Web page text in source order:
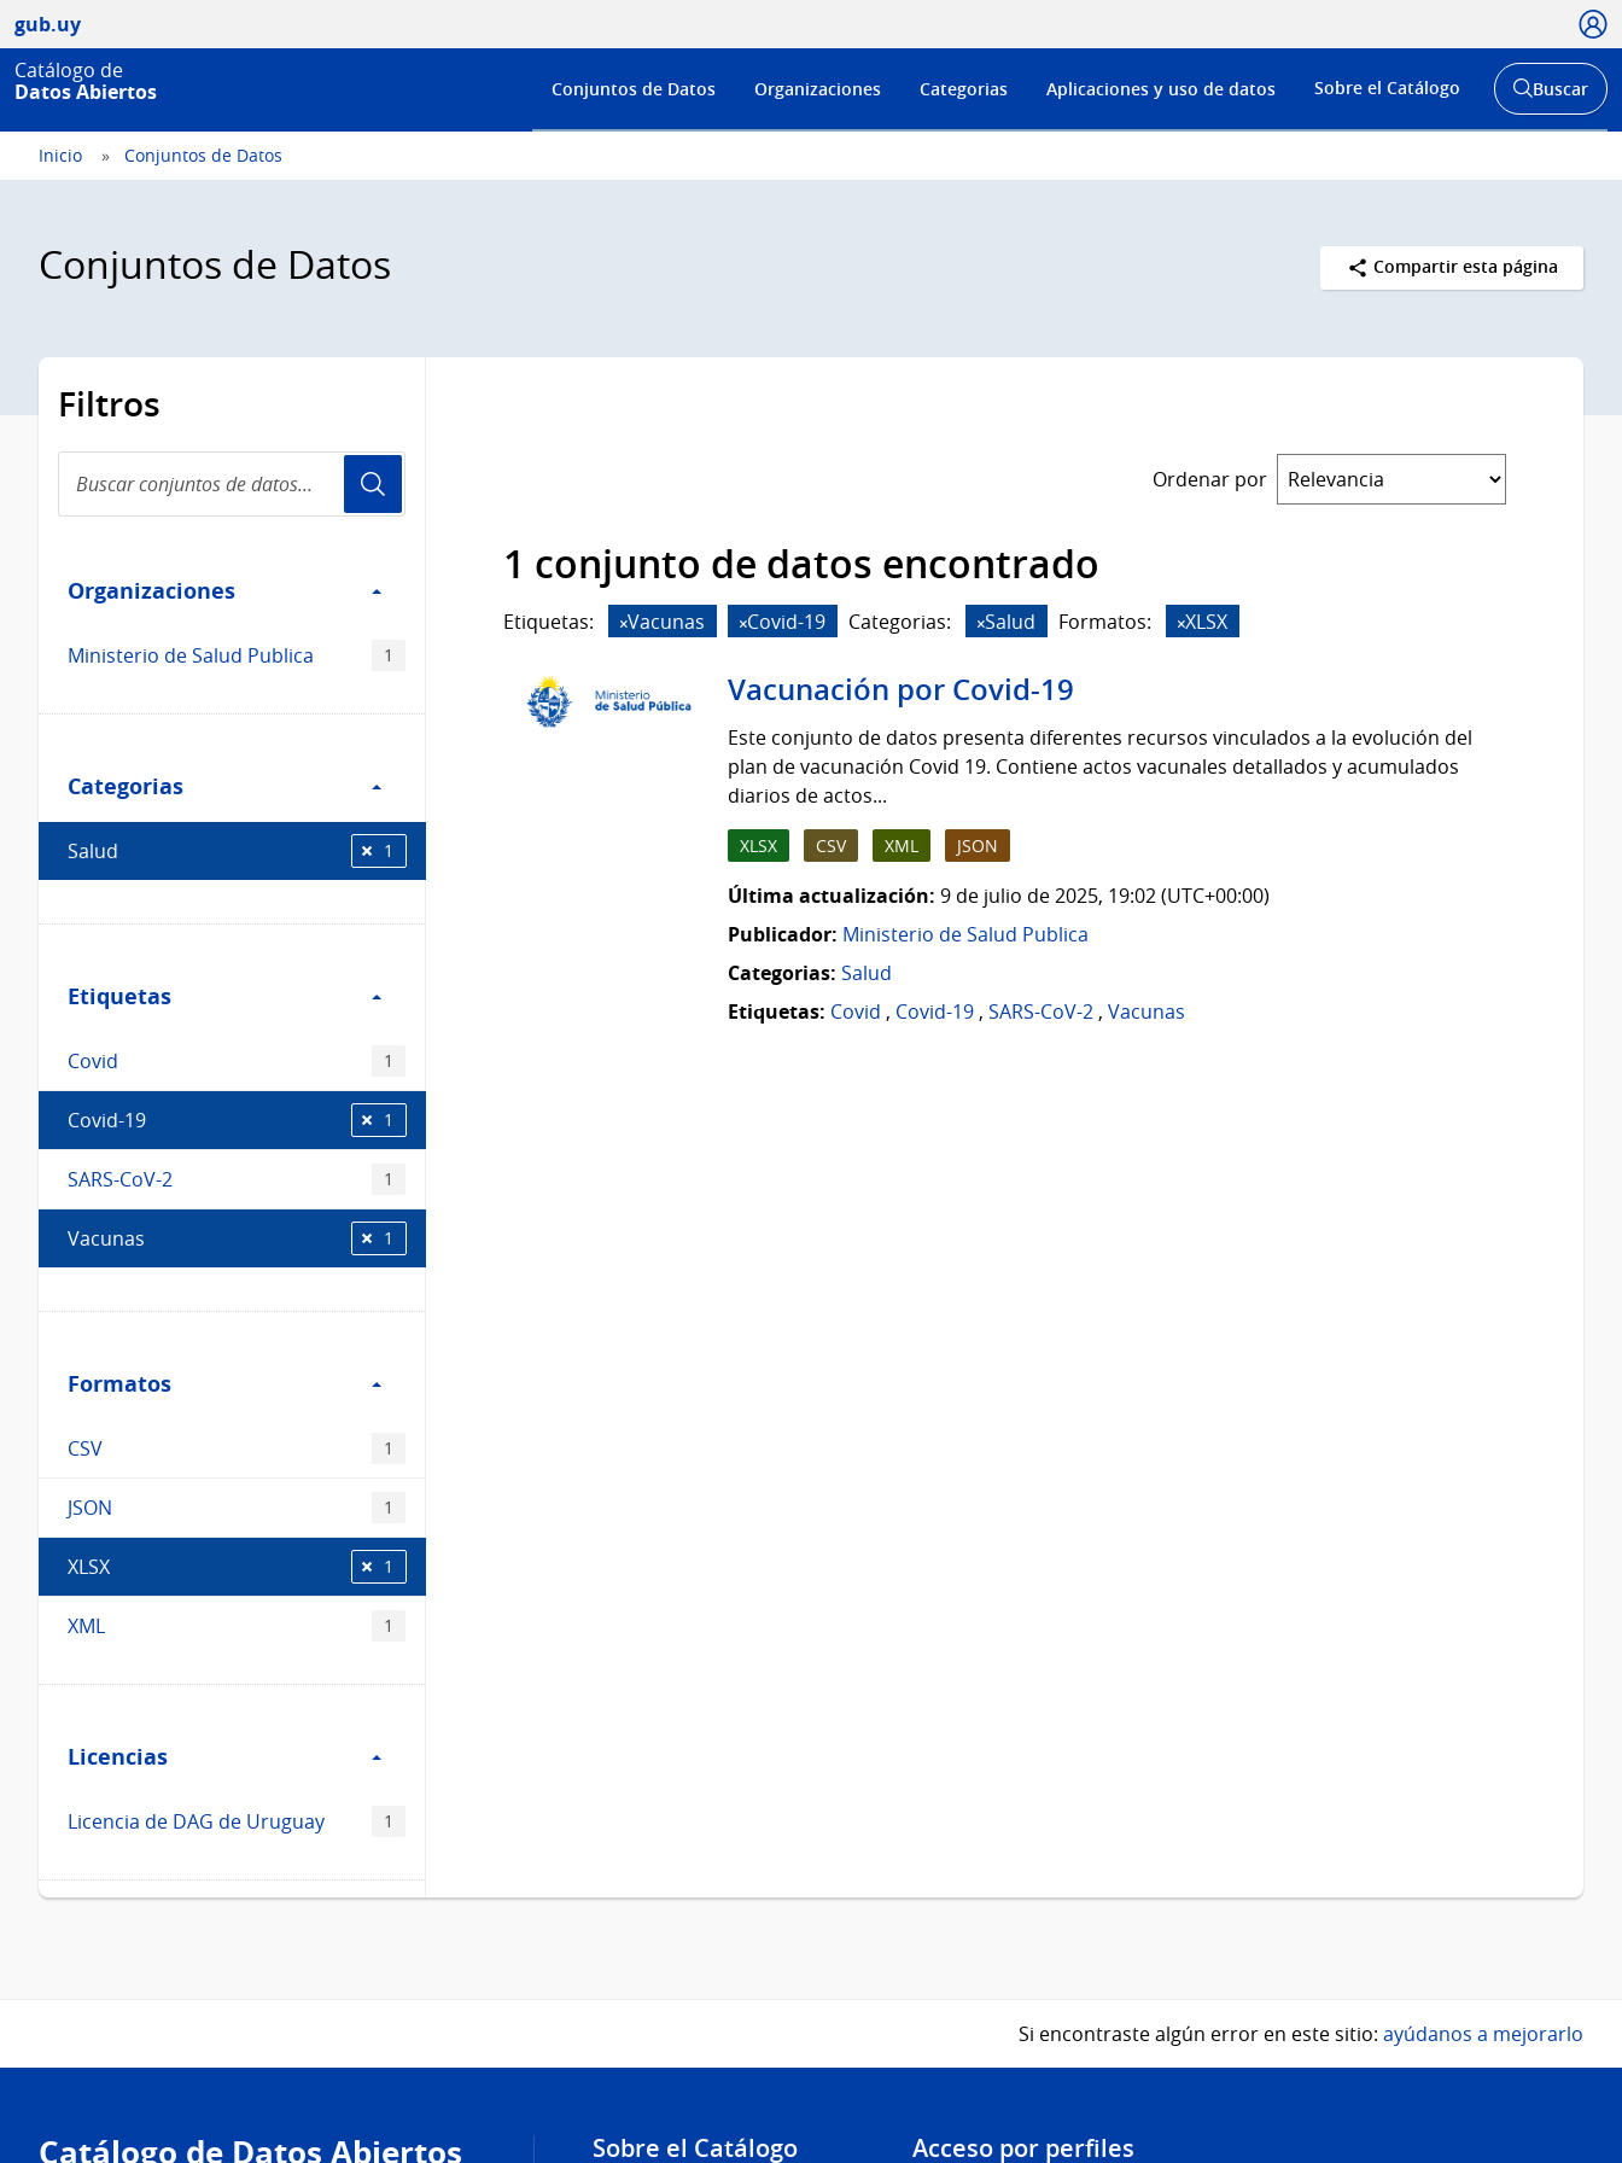
gub.uy
Catálogo de
Datos Abiertos
Menú
de
Conjuntos de Datos Organizaciones Categorias Aplicaciones y uso de datos Sobre el Catálogo
Abrir
buscador
Buscar
Inicio Conjuntos de Datos
Conjuntos de Datos Compartir esta página
Filtros
conjuntos
de
Organizaciones
Organizaciones
Ministerio de Salud Publica 1
Categorias
Categorias
Salud 1
Etiquetas
Etiquetas
Covid 1
Covid-19 1
SARS-CoV-2 1
Vacunas 1
Formatos
Formatos
CSV 1
JSON 1
XLSX 1
XML 1
Licencias
Licencias
Licencia de DAG de Uruguay 1
Ordenar por
1 conjunto de datos encontrado
Etiquetas: Vacunas Covid-19 Categorias: Salud Formatos: XLSX
Vacunación por Covid-19
Este conjunto de datos presenta diferentes recursos vinculados a la evolución del
plan de vacunación Covid 19. Contiene actos vacunales detallados y acumulados
diarios de actos...
XLSX CSV XML JSON
Última actualización: 9 de julio de 2025, 19:02 (UTC+00:00)
Publicador: Ministerio de Salud Publica
Categorias: Salud
Etiquetas: Covid , Covid-19, SARS-CoV-2, Vacunas
Si encontraste algún error en este sitio: ayúdanos a mejorarlo
Catálogo de Datos Abiertos Sobre el Catálogo Acceso por perfiles